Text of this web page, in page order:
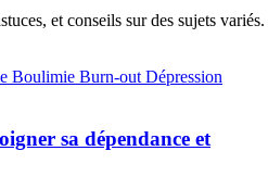
et conseils sur des sujets variés.
Boulimie Burn-out Dépression
sa dépendance et